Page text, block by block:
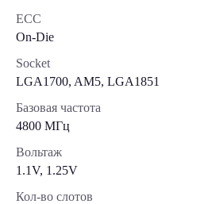
ECC
On-Die
Socket
LGA1700, AM5, LGA1851
Базовая частота
4800 МГц
Вольтаж
1.1V, 1.25V
Кол-во слотов